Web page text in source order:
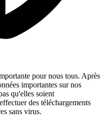
pour nous tous. Après
importantes sur nos
qu'elles soient
des téléchargements
sans virus.